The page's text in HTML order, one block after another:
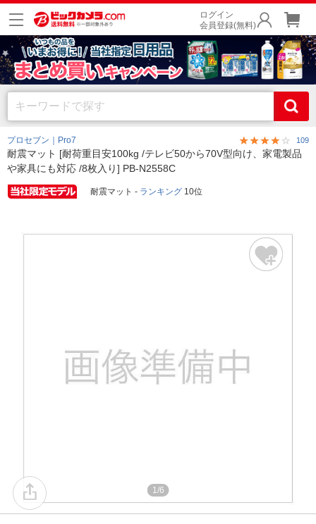
ログイン
会員登録(無料)
プロセブン｜Pro7 109
耐震マット [耐荷重目安100kg /テレビ50から70V型向け、家電製品
や家具にも対応 /8枚入り] PB-N2558C
耐震マット - ランキング 10位
1/6